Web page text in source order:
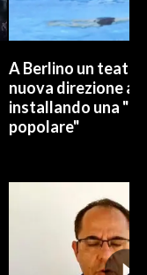
A Berlino un
nuova direzione
installando una
popolare"